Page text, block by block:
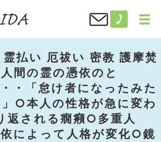
払い 厄祓い 密教 護摩焚
間の霊の憑依のと
・「怠け者になったみた
○本人の性格が急に変わ
返される癇癪○多重人
によって人格が変化○鏡